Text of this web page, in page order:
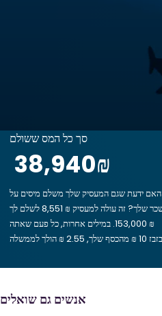
סך כל המס ששולם
‏38,940 ‏₪
האם ידעת שגם המעסיק שלך משלם מיסים על
השכר שלך? זה עולה למעסיק ₪ 8,551 לשלם לך
₪ 153,000. במילים אחרות, כל פעם שאתה
אנשים גם שואלים